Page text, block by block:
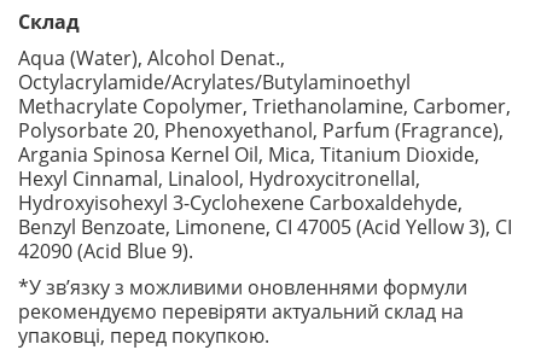
Склад
Aqua (Water), Alcohol Denat.,
Octylacrylamide/Acrylates/Butylaminoethyl
Methacrylate Copolymer, Triethanolamine, Carbomer,
Polysorbate 20, Phenoxyethanol, Parfum (Fragrance),
Argania Spinosa Kernel Oil, Mica, Titanium Dioxide,
Hexyl Cinnamal, Linalool, Hydroxycitronellal,
Hydroxyisohexyl 3-Cyclohexene Carboxaldehyde,
Benzyl Benzoate, Limonene, CI 47005 (Acid Yellow 3), CI
42090 (Acid Blue 9).
*У зв’язку з можливими оновленнями формули
рекомендуємо перевіряти актуальний склад на
упаковці, перед покупкою.